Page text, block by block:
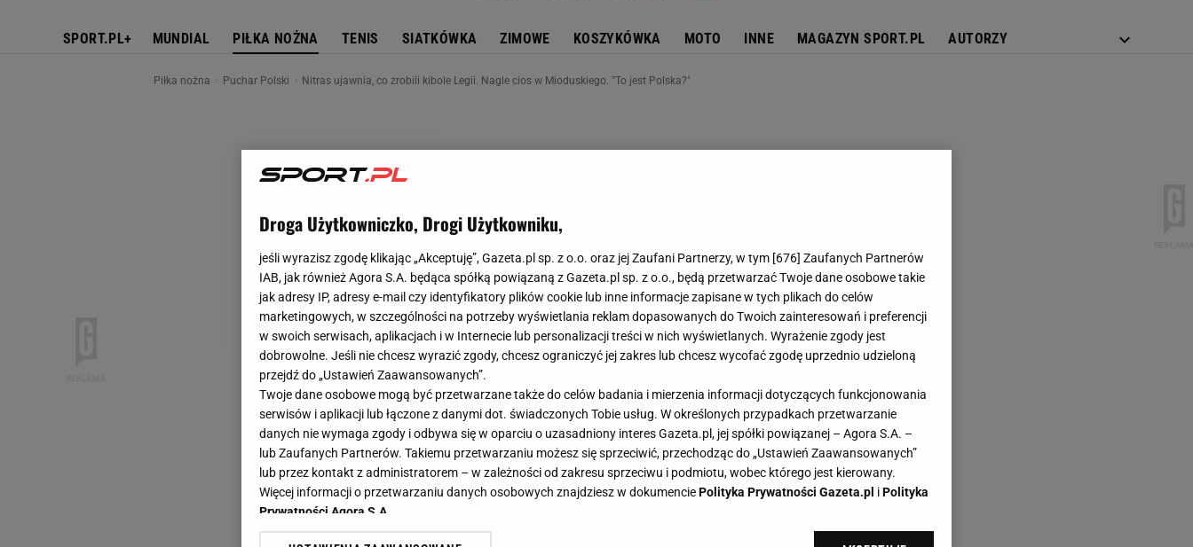
SPORT.PL+ MUNDIAL PIŁKA NOŻNA TENIS SIATKÓWKA ZIMOWE KOSZYKÓWKA MOTO INNE MAGAZYN SPORT.PL AUTORZY
Piłka nożna Puchar Polski Nitras ujawnia, co zrobili kibole Legii. Nagle cios w Mioduskiego. "To jest Polska?"
Droga Użytkowniczko, Drogi Użytkowniku,
jeśli wyrazisz zgodę klikając „Akceptuję”, Gazeta.pl sp. z o.o. oraz jej Zaufani Partnerzy, w tym [676] Zaufanych Partnerów
IAB, jak również Agora S.A. będąca spółką powiązaną z Gazeta.pl sp. z o.o., będą przetwarzać Twoje dane osobowe takie
jak adresy IP, adresy e-mail czy identyfikatory plików cookie lub inne informacje zapisane w tych plikach do celów
marketingowych, w szczególności na potrzeby wyświetlania reklam dopasowanych do Twoich zainteresowań i preferencji
w swoich serwisach, aplikacjach i w Internecie lub personalizacji treści w nich wyświetlanych. Wyrażenie zgody jest
dobrowolne. Jeśli nie chcesz wyrazić zgody, chcesz ograniczyć jej zakres lub chcesz wycofać zgodę uprzednio udzieloną
przejdź do „Ustawień Zaawansowanych”.
Twoje dane osobowe mogą być przetwarzane także do celów badania i mierzenia informacji dotyczących funkcjonowania
serwisów i aplikacji lub łączone z danymi dot. świadczonych Tobie usług. W określonych przypadkach przetwarzanie
danych nie wymaga zgody i odbywa się w oparciu o uzasadniony interes Gazeta.pl, jej spółki powiązanej – Agora S.A. –
lub Zaufanych Partnerów. Takiemu przetwarzaniu możesz się sprzeciwić, przechodząc do „Ustawień Zaawansowanych”
lub przez kontakt z administratorem – w zależności od zakresu sprzeciwu i podmiotu, wobec którego jest kierowany.
Więcej informacji o przetwarzaniu danych osobowych znajdziesz w dokumenciePolityka Prywatności Gazeta.pl iPolityka
Prywatności Agora S.A.